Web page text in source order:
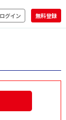
ログイン 無料登録